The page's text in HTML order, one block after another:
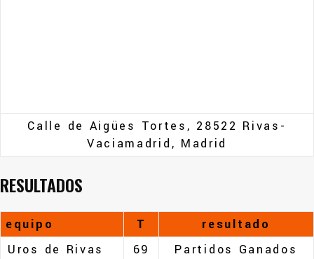
Calle de Aigües Tortes, 28522 Rivas-
Vaciamadrid, Madrid
RESULTADOS
equipo T
resultado
Uros de Rivas
69
Partidos Ganados